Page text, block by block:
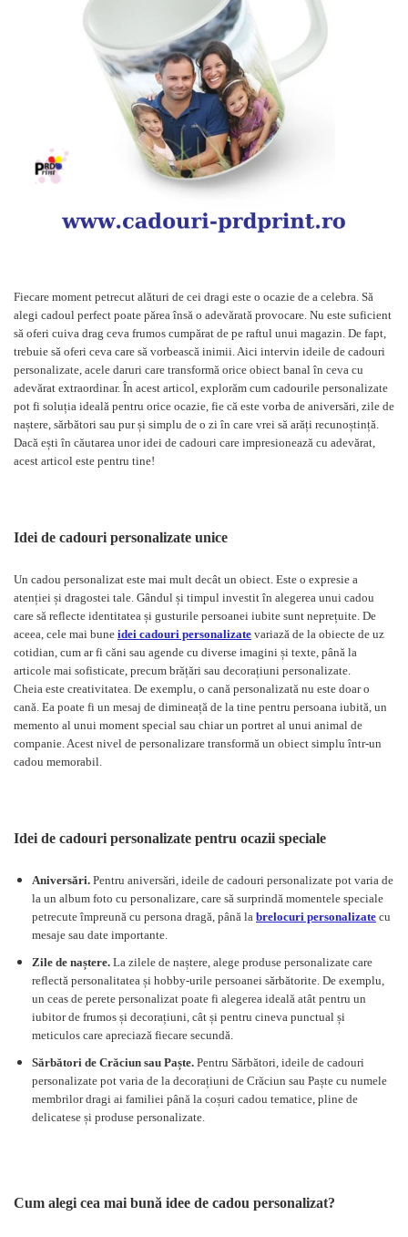
Bijuterii pentru barbati
Verighete
Bijuterii din argint placate cu aur
Fiecare moment petrecut alături de cei dragi este o ocazie de a celebra. Să
alegi cadoul perfect poate părea însă o adevărată provocare. Nu este suficient
să oferi cuiva drag ceva frumos cumpărat de pe raftul unui magazin. De fapt,
trebuie să oferi ceva care să vorbească inimii. Aici intervin ideile de cadouri
personalizate, acele daruri care transformă orice obiect banal în ceva cu
adevărat extraordinar. În acest articol, explorăm cum cadourile personalizate
pot fi soluția ideală pentru orice ocazie, fie că este vorba de aniversări, zile de
naștere, sărbători sau pur și simplu de o zi în care vrei să arăți recunoștință.
Dacă ești în căutarea unor idei de cadouri care impresionează cu adevărat,
acest articol este pentru tine!
Idei de cadouri personalizate unice
Un cadou personalizat este mai mult decât un obiect. Este o expresie a
atenției și dragostei tale. Gândul și timpul investit în alegerea unui cadou
care să reflecte identitatea și gusturile persoanei iubite sunt neprețuite. De
aceea, cele mai bune idei cadouri personalizate variază de la obiecte de uz
cotidian, cum ar fi căni sau agende cu diverse imagini și texte, până la
articole mai sofisticate, precum brățări sau decorațiuni personalizate.
Cheia este creativitatea. De exemplu, o cană personalizată nu este doar o
cană. Ea poate fi un mesaj de dimineață de la tine pentru persoana iubită, un
memento al unui moment special sau chiar un portret al unui animal de
companie. Acest nivel de personalizare transformă un obiect simplu într-un
cadou memorabil.
Idei de cadouri personalizate pentru ocazii speciale
Aniversări. Pentru aniversări, ideile de cadouri personalizate pot varia de
la un album foto cu personalizare, care să surprindă momentele speciale
petrecute împreună cu persona dragă, până la brelocuri personalizate cu
mesaje sau date importante.
Zile de naștere. La zilele de naștere, alege produse personalizate care
reflectă personalitatea și hobby-urile persoanei sărbătorite. De exemplu,
un ceas de perete personalizat poate fi alegerea ideală atât pentru un
iubitor de frumos și decorațiuni, cât și pentru cineva punctual și
meticulos care apreciază fiecare secundă.
Sărbători de Crăciun sau Paște. Pentru Sărbători, ideile de cadouri
personalizate pot varia de la decorațiuni de Crăciun sau Paște cu numele
membrilor dragi ai familiei până la coșuri cadou tematice, pline de
delicatese și produse personalizate.
Cum alegi cea mai bună idee de cadou personalizat?